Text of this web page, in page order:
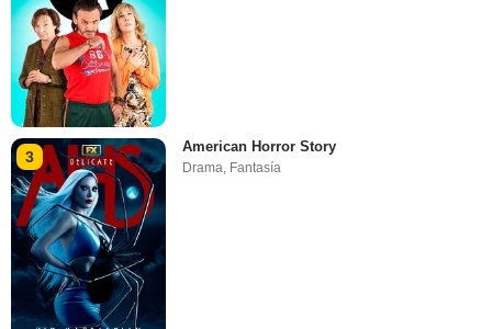
3
American Horror Story
Drama Fantasía